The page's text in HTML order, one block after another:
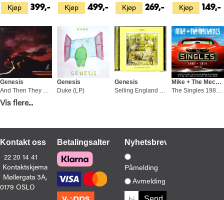
Kjøp 399,- Kjøp 499,- Kjøp 269,- Kjøp 149,-
Kjøp
Genesis
And Then They Were Three (LP)
399,-
Genesis
Duke (LP)
Genesis
Selling England By The Pound (CD)
Mike + The Mechanics
The Singles 1985-2014 + Rarities (2CD)
Mike + The Mechanics
Kjøp
Genesis
Duke (CD)
189,- Kjøp
The Singles 1985 - 2014 (CD)
149,-
Vis flere...
Kontakt oss
22 20 14 41
Kontaktskjema
Møllergata 3A,
0179 OSLO
BetalingsalternativerNyhetsbrev
Påmelding
Avmelding